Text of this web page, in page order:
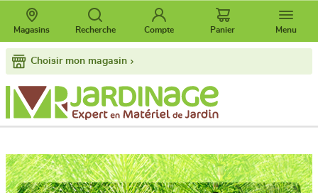
Choisir mon magasin
Magasins Recherche Compte Panier Menu